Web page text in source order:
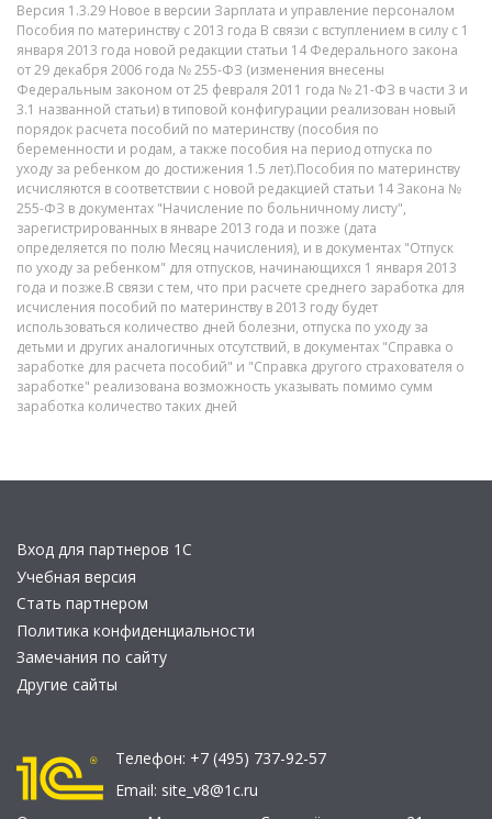
Версия 1.3.29 Новое в версии Зарплата и управление персоналом
Пособия по материнству с 2013 года В связи с вступлением в силу с 1
января 2013 года новой редакции статьи 14 Федерального закона
от 29 декабря 2006 года № 255-ФЗ (изменения внесены
Федеральным законом от 25 февраля 2011 года № 21-ФЗ в части 3 и
3.1 названной статьи) в типовой конфигурации реализован новый
порядок расчета пособий по материнству (пособия по
беременности и родам, а также пособия на период отпуска по
уходу за ребенком до достижения 1.5 лет).Пособия по материнству
исчисляются в соответствии с новой редакцией статьи 14 Закона №
255-ФЗ в документах "Начисление по больничному листу",
зарегистрированных в январе 2013 года и позже (дата
определяется по полю Месяц начисления), и в документах "Отпуск
по уходу за ребенком" для отпусков, начинающихся 1 января 2013
года и позже.В связи с тем, что при расчете среднего заработка для
исчисления пособий по материнству в 2013 году будет
использоваться количество дней болезни, отпуска по уходу за
детьми и других аналогичных отсутствий, в документах "Справка о
заработке для расчета пособий" и "Справка другого страхователя о
заработке" реализована возможность указывать помимо сумм
заработка количество таких дней
Вход для партнеров 1С
Учебная версия
Стать партнером
Политика конфиденциальности
Замечания по сайту
Другие сайты
Телефон: +7 (495) 737-92-57
Email: site_v8@1c.ru